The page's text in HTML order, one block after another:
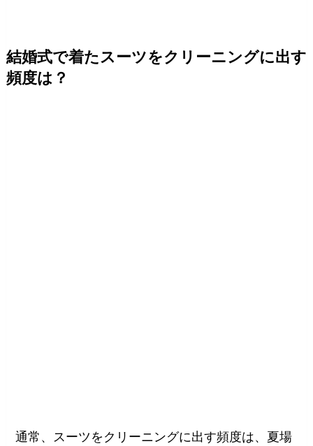
結婚式で着たスーツをクリーニングに出す
頻度は？
通常、スーツをクリーニングに出す頻度は、夏場